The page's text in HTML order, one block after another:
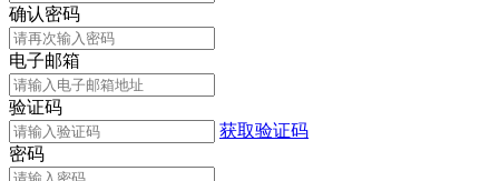
确认密码
电子邮箱
验证码
获取验证码
密码